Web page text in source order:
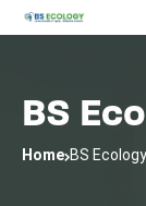
BS
Home BS Ecology